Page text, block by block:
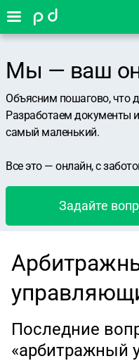
Мы — ваш
Объясним пошагово, что
Разработаем документы
самый маленький.
Все это — онлайн, с
Задайте
Последние
«арбитражный